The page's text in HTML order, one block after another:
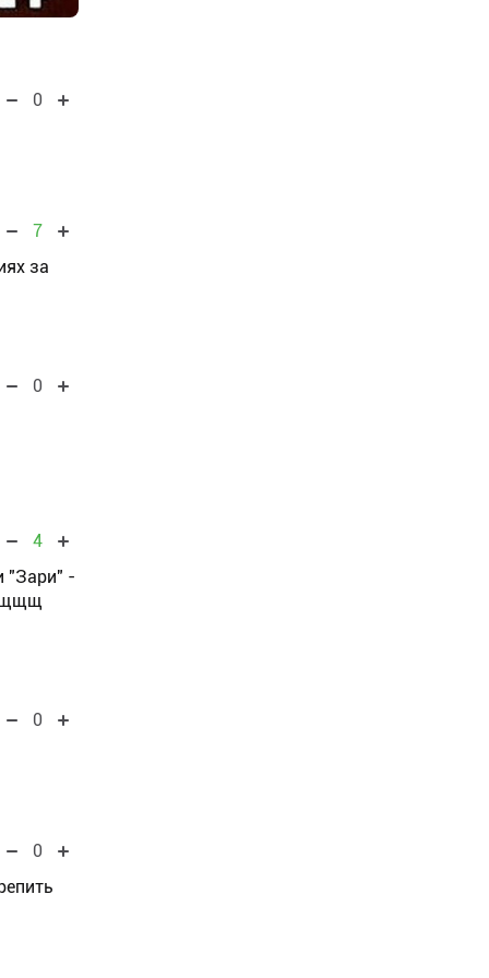
0
7
за
0
4
"Зари" -
0
0